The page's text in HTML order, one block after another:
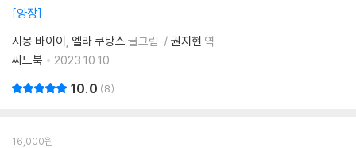
양장
시몽 바이이 엘라 쿠탕스 글그림 권지현 역
씨드북
2023.10.10.
10.0 8
16,000원